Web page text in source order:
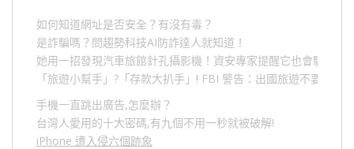
如何知道網址是否安全？有沒有毒？
是詐騙嗎？問趨勢科技AI防詐達人就知道！
她用一招發現汽車旅館針孔攝影機！資安專家提醒它也會駭人成
「旅遊小幫手」 ? 「存款大扒手」 ! FBI 警告：出國旅遊不要做的
手機一直跳出廣告,怎麼辦？
台灣人愛用的十大密碼,有九個不用一秒就被破解!
iPhone 遭入侵六個跡象